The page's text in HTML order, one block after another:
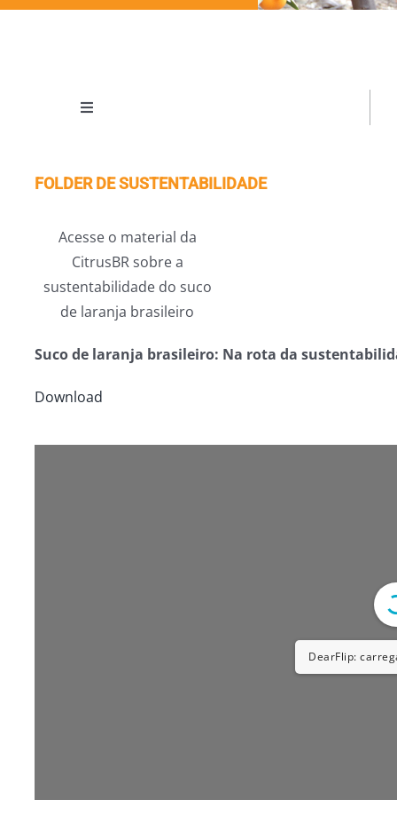
Toggle
Folder de Sustentabilidade
FOLDER DE SUSTENTABILIDADE
Acesse o material da
CitrusBR sobre a
sustentabilidade do suco
de laranja brasileiro
Suco de laranja brasileiro: Na rota da
Download
DearFlip: